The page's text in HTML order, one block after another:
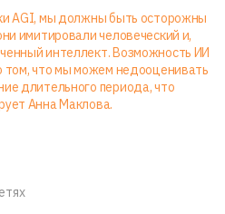
AGI, мы должны быть осторожны
имитировали человеческий и,
интеллект. Возможность ИИ
том, что мы можем недооценивать
длительного периода, что
Анна Маклова.